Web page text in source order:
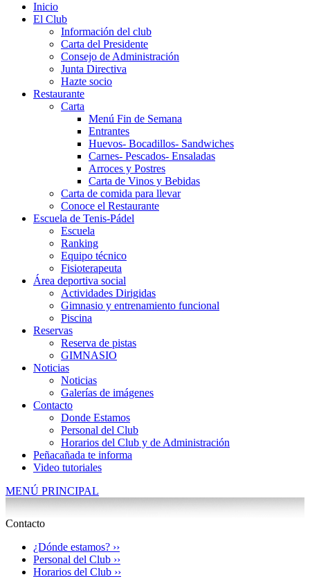
Inicio
El Club
Información del club
Carta del Presidente
Consejo de Administración
Junta Directiva
Hazte socio
Restaurante
Carta
Menú Fin de Semana
Entrantes
Huevos- Bocadillos- Sandwiches
Carnes- Pescados- Ensaladas
Arroces y Postres
Carta de Vinos y Bebidas
Carta de comida para llevar
Conoce el Restaurante
Escuela de Tenis-Pádel
Escuela
Ranking
Equipo técnico
Fisioterapeuta
Área deportiva social
Actividades Dirigidas
Gimnasio y entrenamiento funcional
Piscina
Reservas
Reserva de pistas
GIMNASIO
Noticias
Noticias
Galerías de imágenes
Contacto
Donde Estamos
Personal del Club
Horarios del Club y de Administración
Peñacañada te informa
Video tutoriales
MENÚ PRINCIPAL
Contacto
¿Dónde estamos? ››
Personal del Club ››
Horarios del Club ››